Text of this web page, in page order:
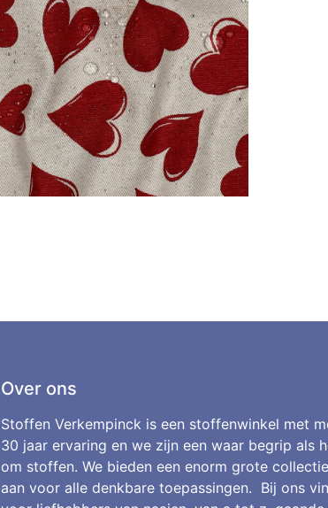
Over ons
Stoffen Verkempinck is een stoffenwinkel met
30 jaar ervaring en we zijn een waar begrip als
om stoffen. We bieden een enorm grote
aan voor alle denkbare toepassingen. Bij ons